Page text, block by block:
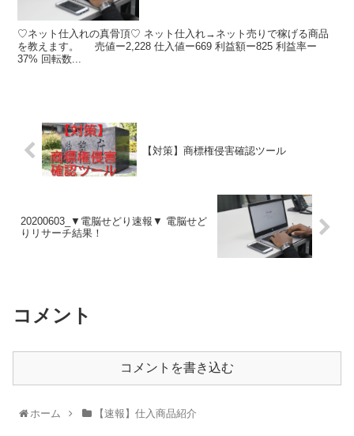
♡ネット仕入れの真骨頂♡ ネット仕入れ→ネット売りで稼げる商品
を教えます。 売値ー2,228 仕入値ー669 利益額ー825 利益率ー
37% 回転数...
【対策】商標権侵害確認ツール
20200603_▼電脳せどり速報▼ 電脳せど
りリサーチ結果！
コメント
コメントを書き込む
ホーム 【速報】仕入商品紹介